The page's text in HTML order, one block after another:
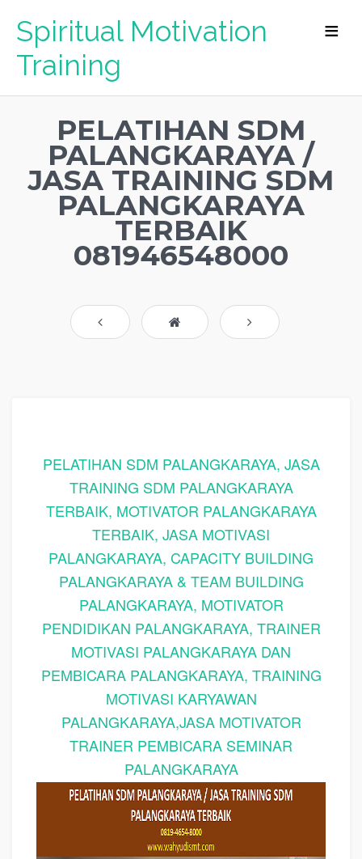
Spiritual Motivation
Training
PELATIHAN SDM
PALANGKARAYA /
JASA TRAINING SDM
PALANGKARAYA
TERBAIK
081946548000
PELATIHAN SDM PALANGKARAYA, JASA
TRAINING SDM PALANGKARAYA
TERBAIK, MOTIVATOR PALANGKARAYA
TERBAIK, JASA MOTIVASI
PALANGKARAYA, CAPACITY BUILDING
PALANGKARAYA & TEAM BUILDING
PALANGKARAYA, MOTIVATOR
PENDIDIKAN PALANGKARAYA, TRAINER
MOTIVASI PALANGKARAYA DAN
PEMBICARA PALANGKARAYA, TRAINING
MOTIVASI KARYAWAN
PALANGKARAYA,JASA MOTIVATOR
TRAINER PEMBICARA SEMINAR
PALANGKARAYA